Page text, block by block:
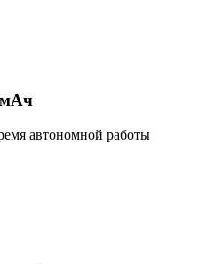
мАч
автономной работы